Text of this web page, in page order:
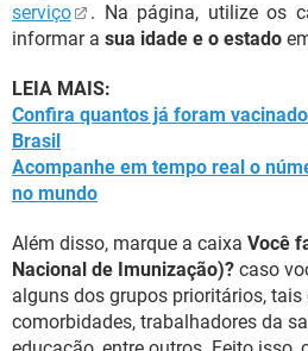
serviço
. Na página, utilize os
informar a sua idade e o estado
LEIA MAIS:
Confira quantos já foram
Brasil
Acompanhe em tempo real o
no mundo
Além disso, marque a caixa Você
Nacional de Imunização)? caso
alguns dos grupos prioritários,
comorbidades, trabalhadores da